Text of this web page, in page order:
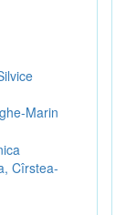
Marin
Cîrstea-